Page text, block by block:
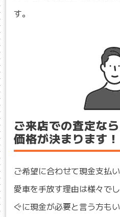
す。
ご来店での査定な
価格が決まります！
ご希望に合わせて現金支払
愛車を手放す理由は様々で
ぐに現金が必要と言う方も